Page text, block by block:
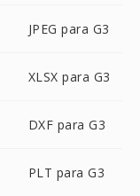
JPEG para G3
XLSX para G3
DXF para G3
PLT para G3